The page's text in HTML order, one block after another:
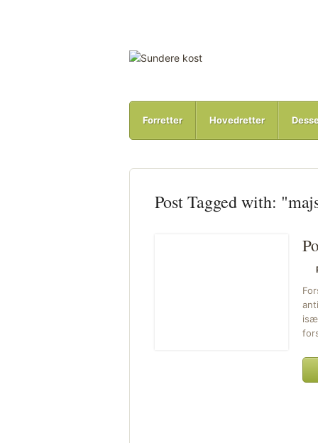
Forretter Hovedretter
Post Tagged with: